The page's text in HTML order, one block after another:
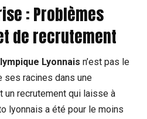
: Problèmes
de recrutement
Lyonnais n’est pas le
ses racines dans une
recrutement qui laisse à
lyonnais a été pour le moins